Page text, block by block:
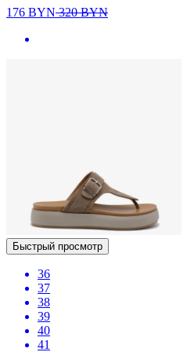
176 BYN320BYN
Быстрый просмотр
36
37
38
39
40
41